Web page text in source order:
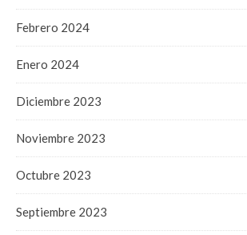
Febrero 2024
Enero 2024
Diciembre 2023
Noviembre 2023
Octubre 2023
Septiembre 2023